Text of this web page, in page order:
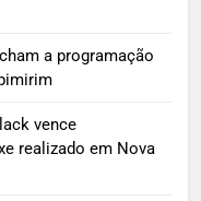
a programação
vence
realizado em Nova